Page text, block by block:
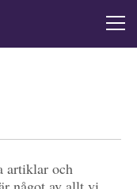
artiklar och